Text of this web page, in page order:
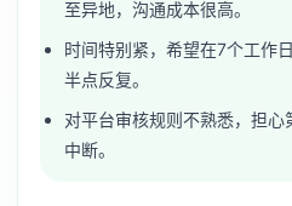
至异地，沟通成本很高。
时间特别紧，希望在7个工作
半点反复。
对平台审核规则不熟悉，担
中断。